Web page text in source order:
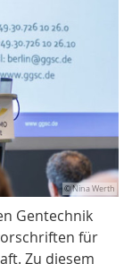
© Nina Werth
Gentechnik
für
Zu diesem